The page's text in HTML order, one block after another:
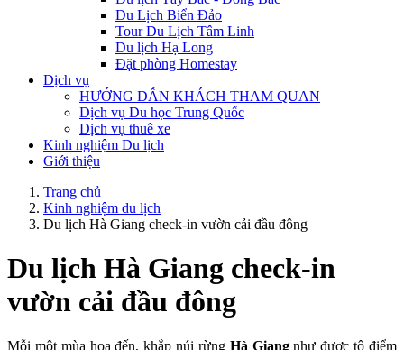
Du Lịch Biển Đảo
Tour Du Lịch Tâm Linh
Du lịch Hạ Long
Đặt phòng Homestay
Dịch vụ
HƯỚNG DẪN KHÁCH THAM QUAN
Dịch vụ Du học Trung Quốc
Dịch vụ thuê xe
Kinh nghiệm Du lịch
Giới thiệu
Trang chủ
Kinh nghiệm du lịch
Du lịch Hà Giang check-in vườn cải đầu đông
Du lịch Hà Giang check-in
vườn cải đầu đông
Mỗi một mùa hoa đến, khắp núi rừng Hà Giangnhư được tô điểm